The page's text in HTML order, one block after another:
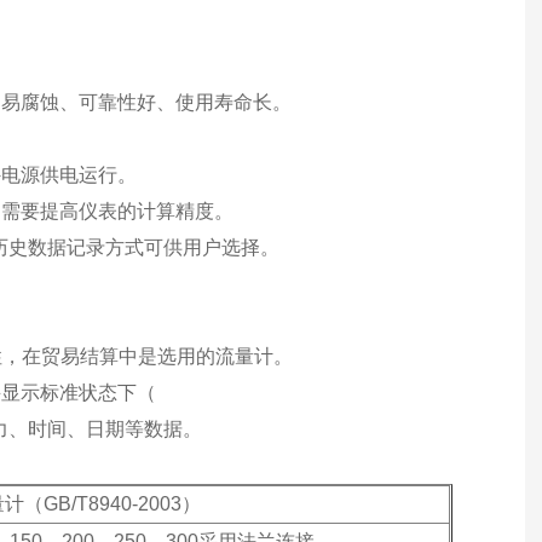
腐蚀、可靠性好、使用寿命长。
源供电运行。
要提高仪表的计算精度。
数据记录方式可供用户选择。
在贸易结算中是选用的流量计。
示标准状态下（
时间、日期等数据。
（GB/T8940-2003）